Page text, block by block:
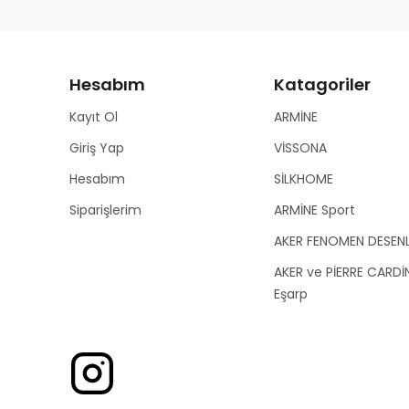
Hesabım
Kayıt Ol
Giriş Yap
Hesabım
Siparişlerim
Katagoriler
ARMİNE
VİSSONA
SİLKHOME
ARMİNE Sport
AKER FENOMEN
AKER ve PİERRE
Eşarp